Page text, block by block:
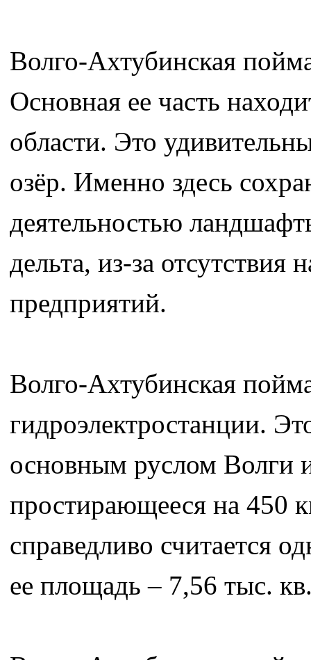
Волго-Ахтубинская
Основная ее часть
области. Это
озёр. Именно здесь
деятельностью
дельта, из-за
предприятий.
Волго-Ахтубинская
гидроэлектростанции.
основным руслом Волги
простирающееся на 450
справедливо считается
ее площадь – 7,56 тыс.